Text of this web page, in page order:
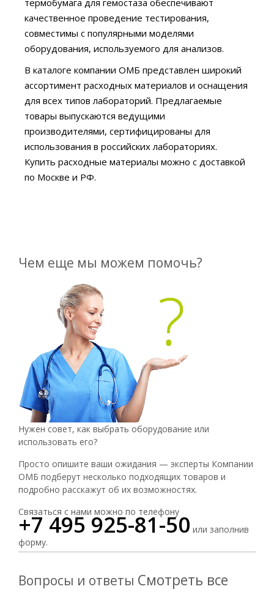
термобумага для гемостаза обеспечивают
качественное проведение тестирования,
совместимы с популярными моделями
оборудования, используемого для анализов.
В каталоге компании ОМБ представлен широкий
ассортимент расходных материалов и оснащения
для всех типов лабораторий. Предлагаемые
товары выпускаются ведущими
производителями, сертифицированы для
использования в российских лабораториях.
Купить расходные материалы можно с доставкой
по Москве и РФ.
Чем еще мы можем помочь?
Нужен совет, как выбрать оборудование или
использовать его?
Просто опишите ваши ожидания — эксперты Компании
ОМБ подберут несколько подходящих товаров и
подробно расскажут об их возможностях.
Связаться с нами можно по телефону
+7 495 925-81-50 или заполнив
форму.
Вопросы и ответы Смотреть все